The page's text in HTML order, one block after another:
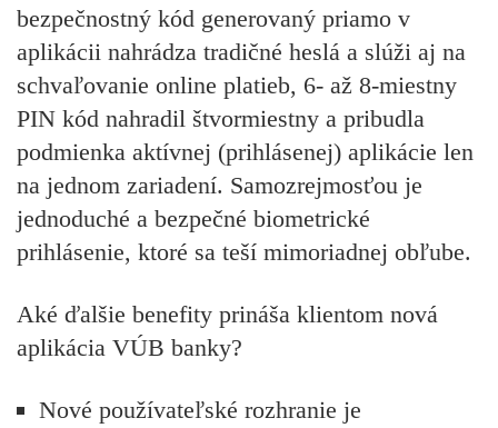
bezpečnostný kód generovaný priamo v
aplikácii nahrádza tradičné heslá a slúži aj na
schvaľovanie online platieb, 6- až 8-miestny
PIN kód nahradil štvormiestny a pribudla
podmienka aktívnej (prihlásenej) aplikácie len
na jednom zariadení. Samozrejmosťou je
jednoduché a bezpečné biometrické
prihlásenie, ktoré sa teší mimoriadnej obľube.
Aké ďalšie benefity prináša klientom nová
aplikácia VÚB banky?
Nové používateľské rozhranie je